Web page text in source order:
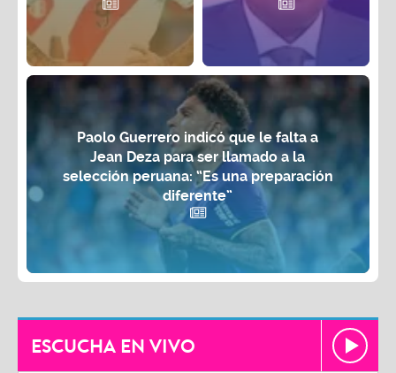
Paolo Guerrero indicó que le falta a
Jean Deza para ser llamado a la
selección peruana: “Es una preparación
diferente”
ESCUCHA EN VIVO